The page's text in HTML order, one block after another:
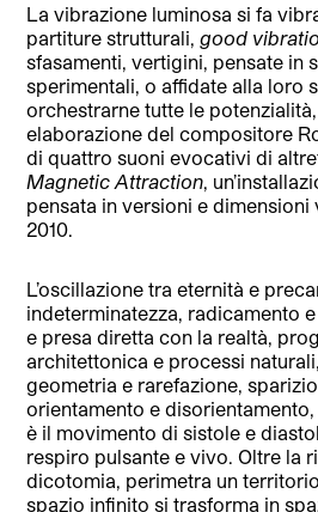
La vibrazione luminosa si fa
partiture strutturali,good
sfasamenti, vertigini, pensate in
sperimentali, o affidate alla loro
orchestrarne tutte le
elaborazione del compositore
di quattro suoni evocativi di
Magnetic Attraction,
pensata in versioni e
2010.
L’oscillazione tra eternità e
indeterminatezza, radicamento
e presa diretta con la realtà,
architettonica e processi
geometria e rarefazione,
orientamento e
è il movimento di sistole e
respiro pulsante e vivo. Oltre la
dicotomia, perimetra un
spazio infinito si trasforma in